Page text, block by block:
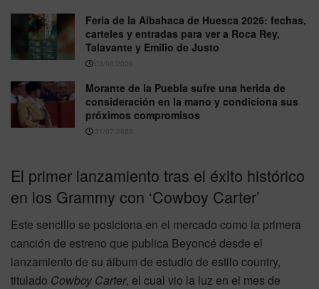
Feria de la Albahaca de Huesca 2026: fechas,
carteles y entradas para ver a Roca Rey,
Talavante y Emilio de Justo
03/08/2026
Morante de la Puebla sufre una herida de
consideración en la mano y condiciona sus
próximos compromisos
31/07/2026
El primer lanzamiento tras el éxito histórico
en los Grammy con ‘Cowboy Carter’
Este sencillo se posiciona en el mercado como la primera
canción de estreno que publica Beyoncé desde el
lanzamiento de su álbum de estudio de estilo country,
titulado Cowboy Carter, el cual vio la luz en el mes de